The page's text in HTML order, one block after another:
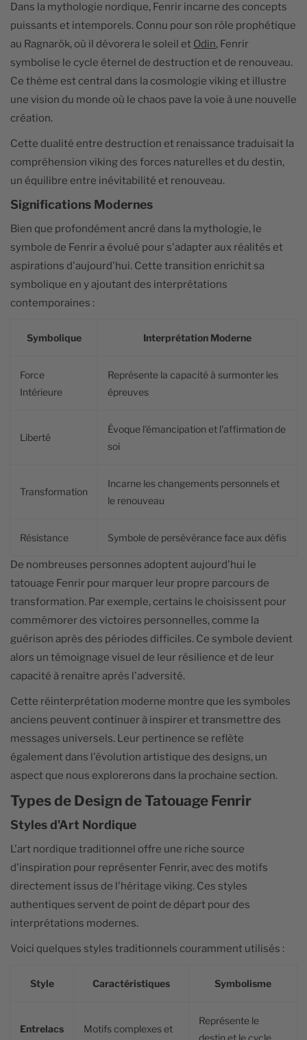
Dans la mythologie nordique, Fenrir incarne des concepts
puissants et intemporels. Connu pour son rôle prophétique
au Ragnarök, où il dévorera le soleil et Odin, Fenrir
symbolise le cycle éternel de destruction et de renouveau.
Ce thème est central dans la cosmologie viking et illustre
une vision du monde où le chaos pave la voie à une nouvelle
création.
Cette dualité entre destruction et renaissance traduisait la
compréhension viking des forces naturelles et du destin,
un équilibre entre inévitabilité et renouveau.
Significations Modernes
Bien que profondément ancré dans la mythologie, le
symbole de Fenrir a évolué pour s'adapter aux réalités et
aspirations d'aujourd'hui. Cette transition enrichit sa
symbolique en y ajoutant des interprétations
contemporaines :
Symbolique Interprétation Moderne
Force
Intérieure
Représente la capacité à surmonter les
épreuves
Liberté
Évoque l'émancipation et l'affirmation de
soi
Transformation
Incarne les changements personnels et
le renouveau
Résistance Symbole de persévérance face aux défis
De nombreuses personnes adoptent aujourd'hui le
tatouage Fenrir pour marquer leur propre parcours de
transformation. Par exemple, certains le choisissent pour
commémorer des victoires personnelles, comme la
guérison après des périodes difficiles. Ce symbole devient
alors un témoignage visuel de leur résilience et de leur
capacité à renaître après l'adversité.
Cette réinterprétation moderne montre que les symboles
anciens peuvent continuer à inspirer et transmettre des
messages universels. Leur pertinence se reflète
également dans l'évolution artistique des designs, un
aspect que nous explorerons dans la prochaine section.
Types de Design de Tatouage Fenrir
Styles d'Art Nordique
L'art nordique traditionnel offre une riche source
d'inspiration pour représenter Fenrir, avec des motifs
directement issus de l'héritage viking. Ces styles
authentiques servent de point de départ pour des
interprétations modernes.
Voici quelques styles traditionnels couramment utilisés :
Style Caractéristiques Symbolisme
Entrelacs Motifs complexes et
Représente le